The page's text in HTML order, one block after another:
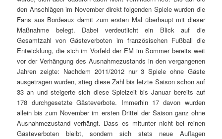
den Anschlägen im November direkt folgenden Spiele wurden die
Fans aus Bordeaux damit zum ersten Mal überhaupt mit dieser
Maßnahme belegt. Dabei verdeutlicht ein Blick auf die
Gesamtzahl von Gästeverboten im französischen Fußball die
Entwicklung, die sich im Vorfeld der EM im Sommer bereits weit
vor der Verhängung des Ausnahmezustands in den vergangenen
Jahren zeigte: Nachdem 2011/2012 nur 3 Spiele ohne Gäste
ausgetragen wurden, stieg diese Zahl bis letzte Saison schon auf
33 an und steigerte sich diese Spielzeit bis Januar bereits auf
178 durchgesetzte Gästeverbote. Immerhin 17 davon wurden
allein bis zum November im ersten Drittel der Saison ganz ohne
Ausnahmezustand verhängt. Dass es mitunter nicht bei reinen
Gästeverboten bleibt, sondern sich stets neue Auflagen